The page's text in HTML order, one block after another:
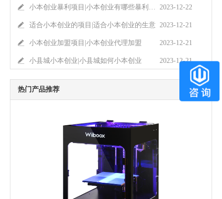
小本创业暴利项目|小本创业有哪些暴利项目 2023-12-22
适合小本创业的项目|适合小本创业的生意 2023-12-21
小本创业加盟项目|小本创业代理加盟 2023-12-21
小县城小本创业|小县城如何小本创业 2023-12-21
热门产品推荐